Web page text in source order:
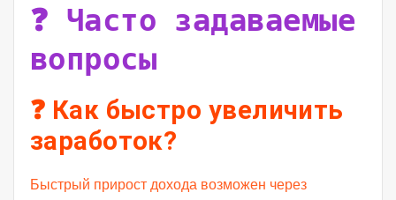
❓ Часто задаваемые
вопросы
❓ Как быстро увеличить
заработок?
Быстрый прирост дохода возможен через